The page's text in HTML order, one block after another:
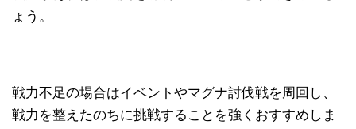
ょう。
戦力不足の場合はイベントやマグナ討伐戦を周回し、
戦力を整えたのちに挑戦することを強くおすすめしま